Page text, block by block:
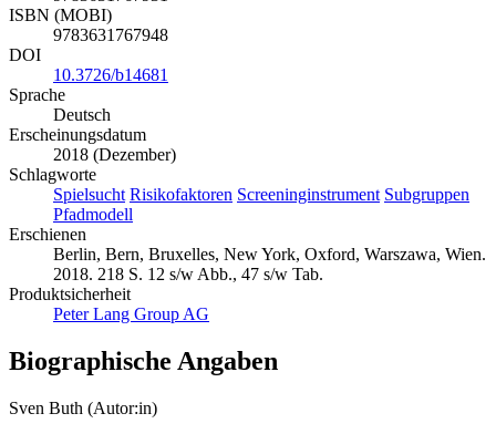
ISBN (MOBI)
9783631767948
DOI
10.3726/b14681
Sprache
Deutsch
Erscheinungsdatum
2018 (Dezember)
Schlagworte
Spielsucht Risikofaktoren Screeninginstrument Subgruppen
Pfadmodell
Erschienen
Berlin, Bern, Bruxelles, New York, Oxford, Warszawa, Wien.
2018. 218 S. 12 s/w Abb., 47 s/w Tab.
Produktsicherheit
Peter Lang Group AG
Biographische Angaben
Sven Buth (Autor:in)